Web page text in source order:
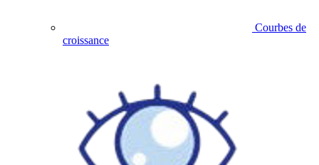
Courbes de
croissance